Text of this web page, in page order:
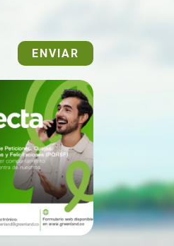
ENVIAR